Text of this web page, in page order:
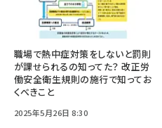
職場で熱中症対策をしないと罰則
が課せられるの知ってた？ 改正労
働安全衛生規則の施行で知ってお
くべきこと
2025年5月26日 8:30